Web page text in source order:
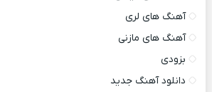
آهنگ های لری
آهنگ های مازنی
بزودی
دانلود آهنگ جدید